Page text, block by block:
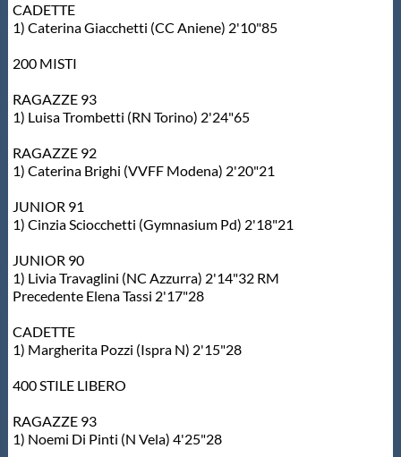
CADETTE
1) Caterina Giacchetti (CC Aniene) 2'10"85
200 MISTI
RAGAZZE 93
1) Luisa Trombetti (RN Torino) 2'24"65
RAGAZZE 92
1) Caterina Brighi (VVFF Modena) 2'20"21
JUNIOR 91
1) Cinzia Sciocchetti (Gymnasium Pd) 2'18"21
JUNIOR 90
1) Livia Travaglini (NC Azzurra) 2'14"32 RM
Precedente Elena Tassi 2'17"28
CADETTE
1) Margherita Pozzi (Ispra N) 2'15"28
400 STILE LIBERO
RAGAZZE 93
1) Noemi Di Pinti (N Vela) 4'25"28